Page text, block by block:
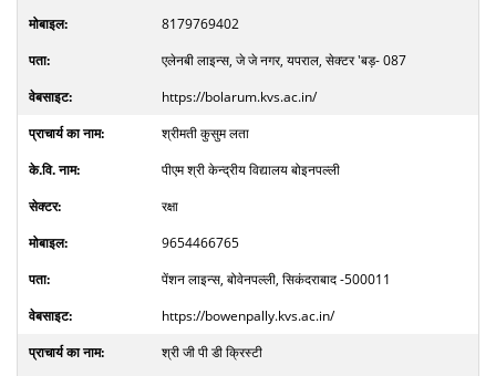
8179769402
एलेनबी लाइन्स, जे जे नगर, यपराल, सेक्टर 'बड़- 087
https://bolarum.kvs.ac.in/
श्रीमती कुसुम लता
पीएम श्री केन्द्रीय विद्यालय बोइनपल्ली
रक्षा
9654466765
पेंशन लाइन्स, बोवेनपल्ली, सिकंदराबाद -500011
https://bowenpally.kvs.ac.in/
श्री जी पी डी क्रिस्टी